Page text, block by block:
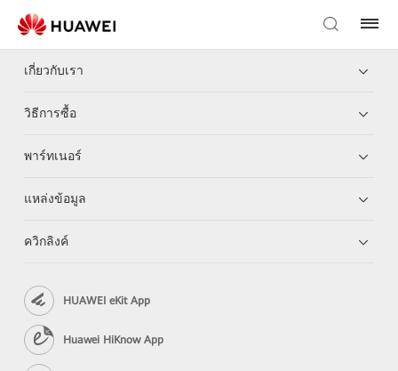
เกี่ยวกับเรา
วิธีการซื้อ
พาร์ทเนอร์
แหล่งข้อมูล
ควิกลิงค์
HUAWEI eKit App
Huawei HiKnow App